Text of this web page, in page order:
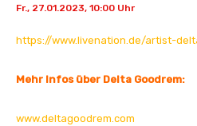
Fr., 27.01.2023, 10:00 Uhr
https://www.livenation.de/artist-
Mehr Infos über Delta Goodrem:
www.deltagoodrem.com